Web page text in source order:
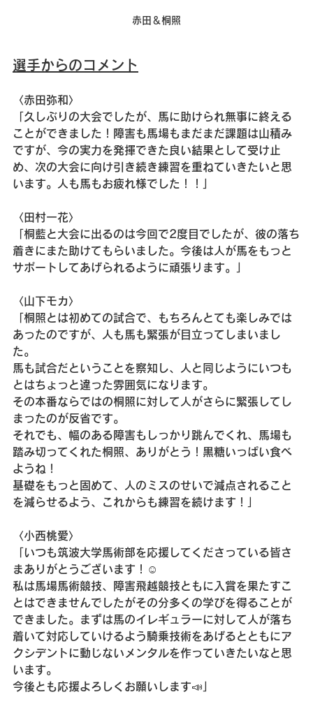
赤田＆桐照
選手からのコメント
〈赤田弥和〉
「久しぶりの大会でしたが、馬に助けられ無事に終える
ことができました！障害も馬場もまだまだ課題は山積み
ですが、今の実力を発揮できた良い結果として受け止
め、次の大会に向け引き続き練習を重ねていきたいと思
います。人も馬もお疲れ様でした！！」
〈田村一花〉
「桐藍と大会に出るのは今回で2度目でしたが、彼の落ち
着きにまた助けてもらいました。今後は人が馬をもっと
サポートしてあげられるように頑張ります。」
〈山下モカ〉
「桐照とは初めての試合で、もちろんとても楽しみでは
あったのですが、人も馬も緊張が目立ってしまいまし
た。
馬も試合だということを察知し、人と同じようにいつも
とはちょっと違った雰囲気になります。
その本番ならではの桐照に対して人がさらに緊張してし
まったのが反省です。
それでも、幅のある障害もしっかり跳んでくれ、馬場も
踏み切ってくれた桐照、ありがとう！黒糖いっぱい食べ
ようね！
基礎をもっと固めて、人のミスのせいで減点されること
を減らせるよう、これからも練習を続けます！」
〈小西桃愛〉
「いつも筑波大学馬術部を応援してくださっている皆さ
まありがとうございます！☺️
私は馬場馬術競技、障害飛越競技ともに入賞を果たすこ
とはできませんでしたがその分多くの学びを得ることが
できました。まずは馬のイレギュラーに対して人が落ち
着いて対応していけるよう騎乗技術をあげるとともにア
クシデントに動じないメンタルを作っていきたいなと思
います。
今後とも応援よろしくお願いします📣」